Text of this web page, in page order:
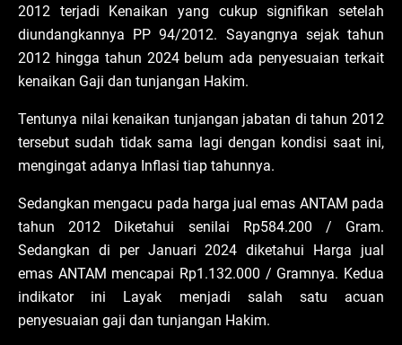
2012 terjadi Kenaikan yang cukup signifikan setelah
diundangkannya PP 94/2012. Sayangnya sejak tahun
2012 hingga tahun 2024 belum ada penyesuaian terkait
kenaikan Gaji dan tunjangan Hakim.
Tentunya nilai kenaikan tunjangan jabatan di tahun 2012
tersebut sudah tidak sama lagi dengan kondisi saat ini,
mengingat adanya Inflasi tiap tahunnya.
Sedangkan mengacu pada harga jual emas ANTAM pada
tahun 2012 Diketahui senilai Rp584.200 / Gram.
Sedangkan di per Januari 2024 diketahui Harga jual
emas ANTAM mencapai Rp1.132.000 / Gramnya. Kedua
indikator ini Layak menjadi salah satu acuan
penyesuaian gaji dan tunjangan Hakim.